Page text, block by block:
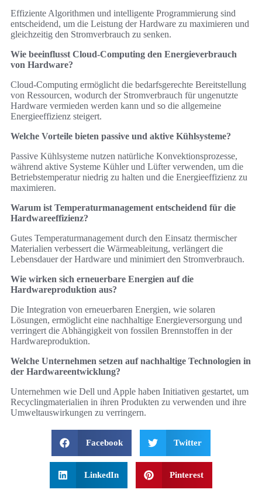
Effiziente Algorithmen und intelligente Programmierung sind
entscheidend, um die Leistung der Hardware zu maximieren und
gleichzeitig den Stromverbrauch zu senken.
Wie beeinflusst Cloud-Computing den Energieverbrauch
von Hardware?
Cloud-Computing ermöglicht die bedarfsgerechte Bereitstellung
von Ressourcen, wodurch der Stromverbrauch für ungenutzte
Hardware vermieden werden kann und so die allgemeine
Energieeffizienz steigert.
Welche Vorteile bieten passive und aktive Kühlsysteme?
Passive Kühlsysteme nutzen natürliche Konvektionsprozesse,
während aktive Systeme Kühler und Lüfter verwenden, um die
Betriebstemperatur niedrig zu halten und die Energieeffizienz zu
maximieren.
Warum ist Temperaturmanagement entscheidend für die
Hardwareeffizienz?
Gutes Temperaturmanagement durch den Einsatz thermischer
Materialien verbessert die Wärmeableitung, verlängert die
Lebensdauer der Hardware und minimiert den Stromverbrauch.
Wie wirken sich erneuerbare Energien auf die
Hardwareproduktion aus?
Die Integration von erneuerbaren Energien, wie solaren
Lösungen, ermöglicht eine nachhaltige Energieversorgung und
verringert die Abhängigkeit von fossilen Brennstoffen in der
Hardwareproduktion.
Welche Unternehmen setzen auf nachhaltige Technologien in
der Hardwareentwicklung?
Unternehmen wie Dell und Apple haben Initiativen gestartet, um
Recyclingmaterialien in ihren Produkten zu verwenden und ihre
Umweltauswirkungen zu verringern.
Facebook Twitter
LinkedIn Pinterest